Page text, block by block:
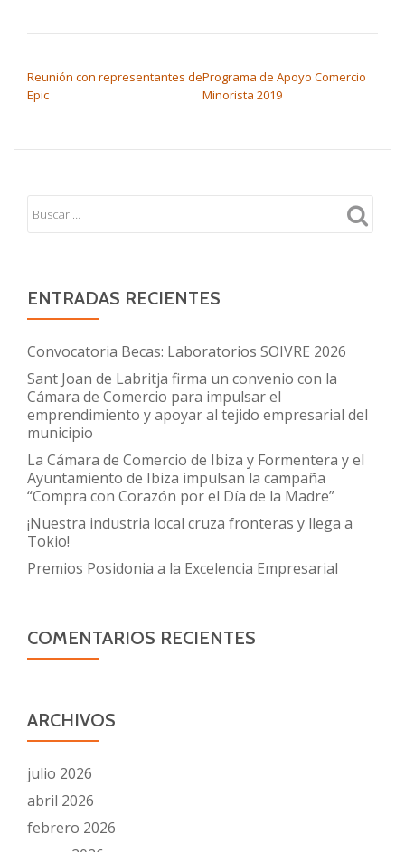
Reunión con representantes de
Epic
Programa de Apoyo Comercio
Minorista 2019
ENTRADAS RECIENTES
Convocatoria Becas: Laboratorios SOIVRE 2026
Sant Joan de Labritja firma un convenio con la
Cámara de Comercio para impulsar el
emprendimiento y apoyar al tejido empresarial del
municipio
La Cámara de Comercio de Ibiza y Formentera y el
Ayuntamiento de Ibiza impulsan la campaña
“Compra con Corazón por el Día de la Madre”
¡Nuestra industria local cruza fronteras y llega a
Tokio!
Premios Posidonia a la Excelencia Empresarial
COMENTARIOS RECIENTES
ARCHIVOS
julio 2026
abril 2026
febrero 2026